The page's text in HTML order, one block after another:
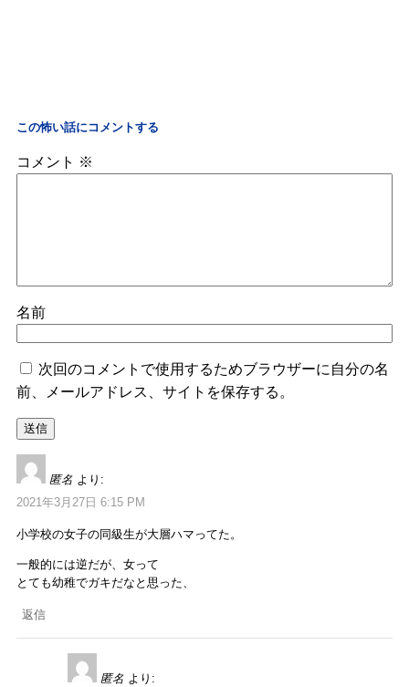
この怖い話にコメントする
コメント ※
名前
次回のコメントで使用するためブラウザーに自分の名
前、メールアドレス、サイトを保存する。
匿名 より:
2021年3月27日 6:15 PM
小学校の女子の同級生が大層ハマってた。
一般的には逆だが、女って
とても幼稚でガキだなと思った、
返信
匿名 より: